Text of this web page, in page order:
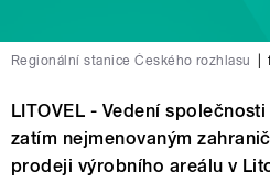
Regionální stanice Českého rozhlasu
LITOVEL - Vedení
zatím nejmenovaným
prodeji výrobního areálu v